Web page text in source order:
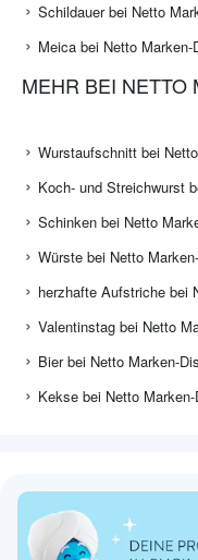
Schildauer bei Netto
Meica bei Netto Marken-
MEHR BEI NETTO
Wurstaufschnitt bei
Koch- und Streichwurst
Schinken bei Netto
Würste bei Netto
herzhafte Aufstriche bei
Valentinstag bei Netto
Bier bei Netto Marken-
Kekse bei Netto